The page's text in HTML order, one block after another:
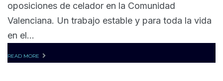
oposiciones de celador en la Comunidad
Valenciana. Un trabajo estable y para toda la vida
en el...
READ MORE